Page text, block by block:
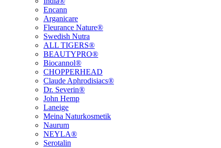
Encann
Arganicare
Fleurance Nature®
Swedish Nutra
ALL TIGERS®
BEAUTYPRO®
Biocannol®
CHOPPERHEAD
Claude Aphrodisiacs®
Dr. Severin®
John Hemp
Laneige
Meina Naturkosmetik
Naurum
NEYLA®
Serotalin